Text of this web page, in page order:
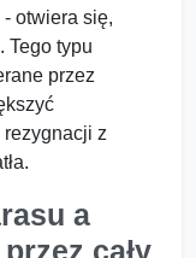
otwiera się,
Tego typu
przez
z
a
cały